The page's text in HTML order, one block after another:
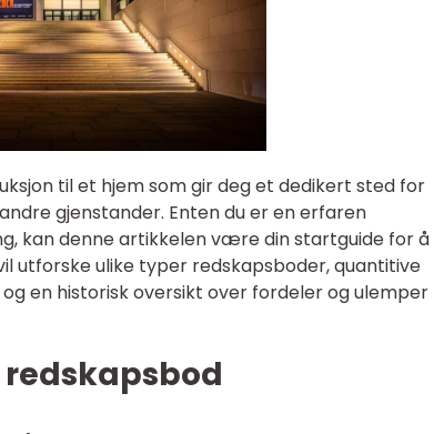
til et hjem som gir deg et dedikert sted for
gjenstander. Enten du er en erfaren
kan denne artikkelen være din startguide for å
utforske ulike typer redskapsboder, quantitive
en historisk oversikt over fordeler og ulemper